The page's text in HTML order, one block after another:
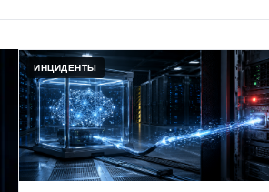
ИНЦИДЕНТЫ